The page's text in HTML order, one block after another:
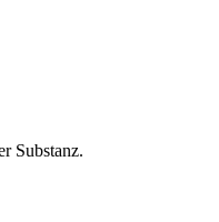
Substanz.